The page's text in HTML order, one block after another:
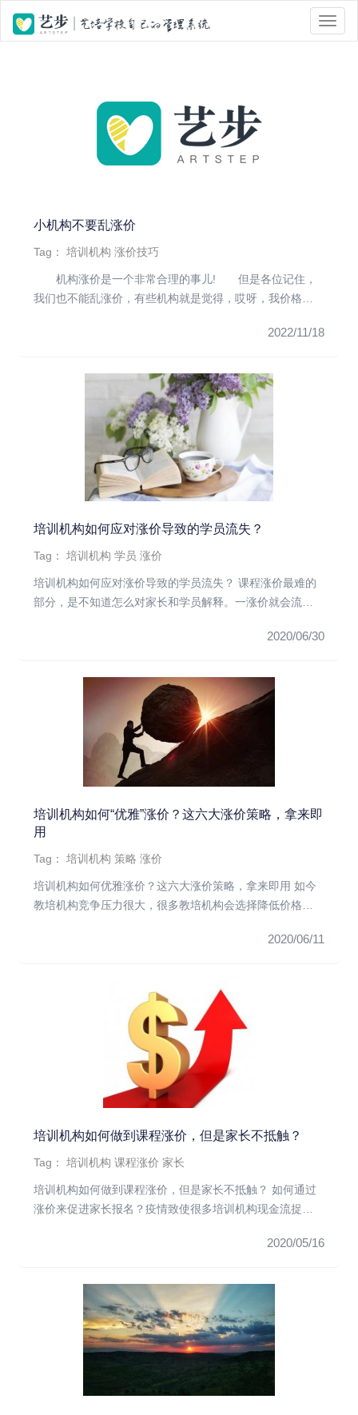
位置 : 首页 > Tag 标签页面 > 涨价
小机构不要乱涨价
Tag：培训机构 涨价技巧
机构涨价是一个非常合理的事儿! 但是各位记住，
我们也不能乱涨价，有些机构就是觉得，哎呀，我价格太
2022/11/18
培训机构如何应对涨价导致的学员流失？
Tag：培训机构 学员 涨价
培训机构如何应对涨价导致的学员流失？ 课程涨价最难的
部分，是不知道怎么对家长和学员解释。一涨价就会流失
2020/06/30
培训机构如何“优雅”涨价？这六大涨价策略，拿来即
用
Tag：培训机构 策略 涨价
培训机构如何优雅涨价？这六大涨价策略，拿来即用 如今
教培机构竞争压力很大，很多教培机构会选择降低价格来
2020/06/11
培训机构如何做到课程涨价，但是家长不抵触？
Tag：培训机构 课程涨价 家长
培训机构如何做到课程涨价，但是家长不抵触？ 如何通过
涨价来促进家长报名？疫情致使很多培训机构现金流捉襟
2020/05/16